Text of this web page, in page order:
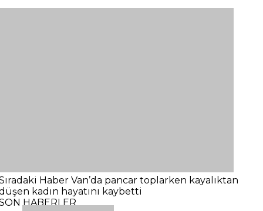
Haber Van’da pancar toplarken kayalıktan
kadın hayatını kaybetti
HABERLER